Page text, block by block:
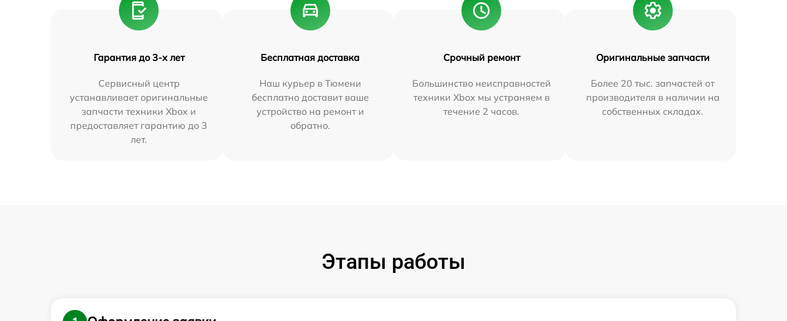
Гарантия до 3-х лет
Сервисный центр
устанавливает оригинальные
запчасти техники Xbox и
предоставляет гарантию до 3
лет.
Бесплатная доставка
Наш курьер в Тюмени
бесплатно доставит ваше
устройство на ремонт и
обратно.
Срочный ремонт
Большинство неисправностей
техники Xbox мы устраняем в
течение 2 часов.
Оригинальные запчасти
Более 20 тыс. запчастей от
производителя в наличии на
собственных складах.
Этапы работы